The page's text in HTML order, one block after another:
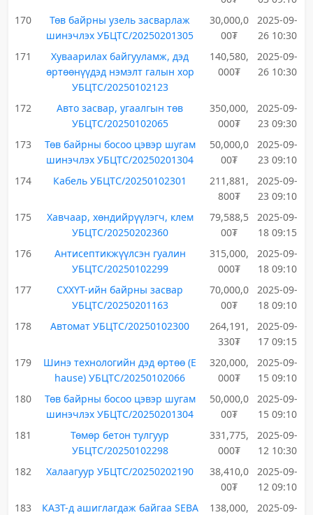
170
Төв байрны узель засварлаж
шинэчлэх УБЦТС/20250201305
30,000,0
00₮
2025-09-
26 10:30
171
Хуваарилах байгууламж, дэд
өртөөнүүдэд нэмэлт галын хор
УБЦТС/20250102123
140,580,
000₮
2025-09-
26 10:30
172
Авто засвар, угаалгын төв
УБЦТС/20250102065
350,000,
000₮
2025-09-
23 09:30
173
Төв байрны босоо цэвэр шугам
шинэчлэх УБЦТС/20250201304
50,000,0
00₮
2025-09-
23 09:10
174
Кабель УБЦТС/20250102301
211,881,
800₮
2025-09-
23 09:10
175
Хавчаар, хөндийрүүлэгч, клем
УБЦТС/20250202360
79,588,5
00₮
2025-09-
18 09:15
176
Антисептикжүүлсэн гуалин
УБЦТС/20250102299
315,000,
000₮
2025-09-
18 09:10
177
СХХҮТ-ийн байрны засвар
УБЦТС/20250201163
70,000,0
00₮
2025-09-
18 09:10
178
Автомат УБЦТС/20250102300
264,191,
330₮
2025-09-
17 09:15
179
Шинэ технологийн дэд өртөө (E
hause) УБЦТС/20250102066
320,000,
000₮
2025-09-
15 09:10
180
Төв байрны босоо цэвэр шугам
шинэчлэх УБЦТС/20250201304
50,000,0
00₮
2025-09-
15 09:10
181
Төмөр бетон тулгуур
УБЦТС/20250102298
331,775,
000₮
2025-09-
12 10:30
182
Халаагуур УБЦТС/20250202190
38,410,0
00₮
2025-09-
12 09:10
183
КАЗТ-д ашиглагдаж байгаа SEBA
138,000,
2025-09-